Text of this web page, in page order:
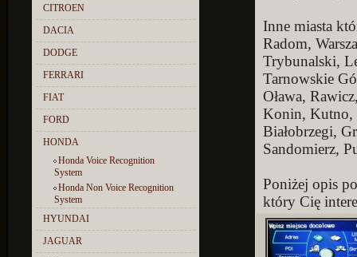
CITROEN
DACIA
DODGE
FERRARI
FIAT
FORD
HONDA
Honda Voice Recognition
System
Honda Non Voice Recognition
System
HYUNDAI
JAGUAR
Inne miasta
Radom,
Trybunalski,
Tarnowskie
Oława,
Konin, Kutno,
Białobrzegi,
Sandomierz,
Poniżej opis
który Cię